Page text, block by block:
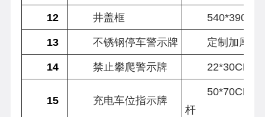
12
井盖框
540*390
13
不锈钢停车警示牌
定制加厚
14
禁止攀爬警示牌 22*30CM
15 充电车位指示牌
50*70CM
杆